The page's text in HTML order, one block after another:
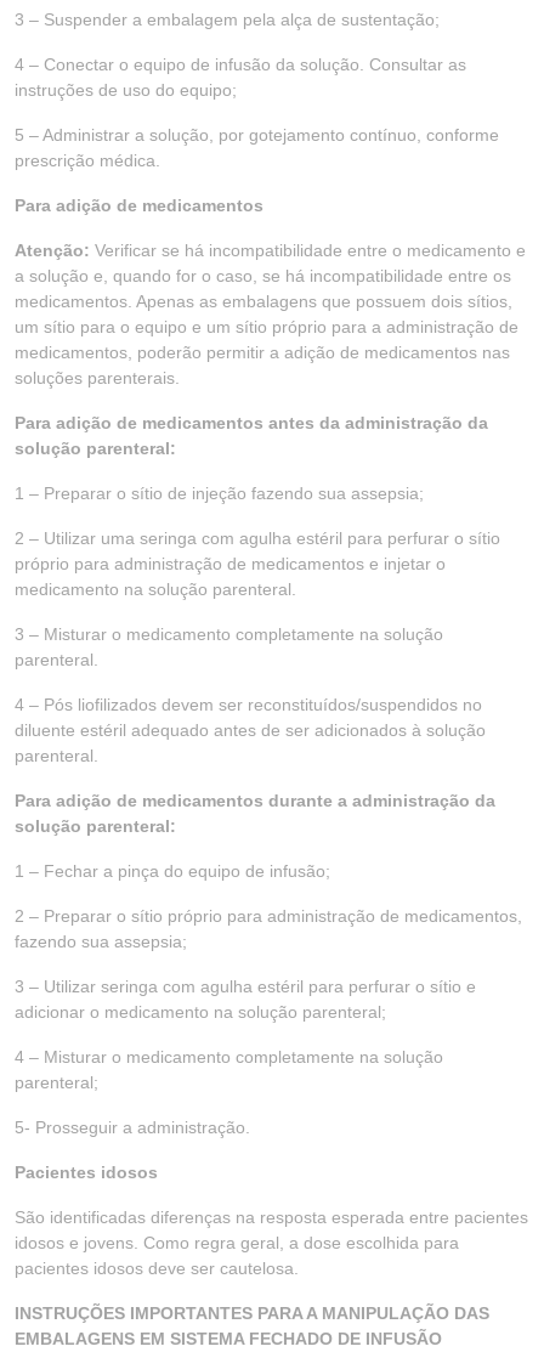
3 – Suspender a embalagem pela alça de sustentação;
4 – Conectar o equipo de infusão da solução. Consultar as
instruções de uso do equipo;
5 – Administrar a solução, por gotejamento contínuo, conforme
prescrição médica.
Para adição de medicamentos
Atenção: Verificar se há incompatibilidade entre o medicamento e
a solução e, quando for o caso, se há incompatibilidade entre os
medicamentos. Apenas as embalagens que possuem dois sítios,
um sítio para o equipo e um sítio próprio para a administração de
medicamentos, poderão permitir a adição de medicamentos nas
soluções parenterais.
Para adição de medicamentos antes da administração da
solução parenteral:
1 – Preparar o sítio de injeção fazendo sua assepsia;
2 – Utilizar uma seringa com agulha estéril para perfurar o sítio
próprio para administração de medicamentos e injetar o
medicamento na solução parenteral.
3 – Misturar o medicamento completamente na solução
parenteral.
4 – Pós liofilizados devem ser reconstituídos/suspendidos no
diluente estéril adequado antes de ser adicionados à solução
parenteral.
Para adição de medicamentos durante a administração da
solução parenteral:
1 – Fechar a pinça do equipo de infusão;
2 – Preparar o sítio próprio para administração de medicamentos,
fazendo sua assepsia;
3 – Utilizar seringa com agulha estéril para perfurar o sítio e
adicionar o medicamento na solução parenteral;
4 – Misturar o medicamento completamente na solução
parenteral;
5- Prosseguir a administração.
Pacientes idosos
São identificadas diferenças na resposta esperada entre pacientes
idosos e jovens. Como regra geral, a dose escolhida para
pacientes idosos deve ser cautelosa.
INSTRUÇÕES IMPORTANTES PARA A MANIPULAÇÃO DAS
EMBALAGENS EM SISTEMA FECHADO DE INFUSÃO